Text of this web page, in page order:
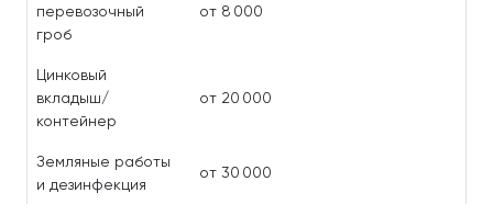
перевозочный
гроб
от 8 000
Цинковый
вкладыш/
контейнер
от 20 000
Земляные работы
и дезинфекция
от 30 000